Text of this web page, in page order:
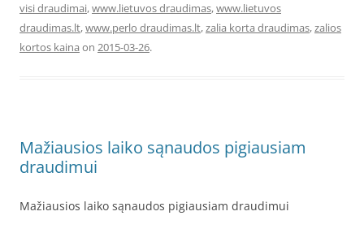
visi draudimai,www.lietuvos draudimas,www.lietuvos
draudimas.lt,www.perlo draudimas.lt,zalia korta draudimas,zalios
kortos kaina on 2015-03-26.
Mažiausios laiko sąnaudos pigiausiam
draudimui
Mažiausios laiko sąnaudos pigiausiam draudimui